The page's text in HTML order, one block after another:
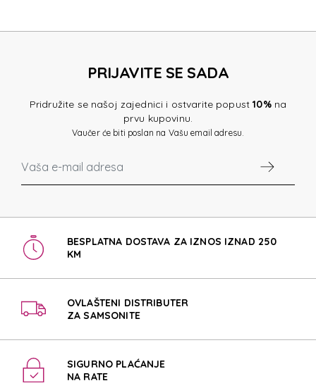
PRIJAVITE SE SADA
Pridružite se našoj zajednici i ostvarite popust10%na
prvu kupovinu.
Vaučer će biti poslan na Vašu email adresu.
BESPLATNA DOSTAVA ZA IZNOS IZNAD 250
KM
OVLAŠTENI DISTRIBUTER
ZA SAMSONITE
SIGURNO PLAĆANJE
NA RATE